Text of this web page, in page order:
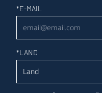
Newsletter
*E-MAIL
*LAND